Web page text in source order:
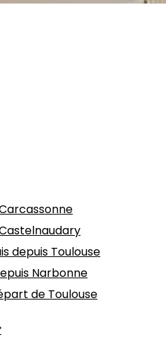
depuis Toulouse
Narbonne
de Toulouse